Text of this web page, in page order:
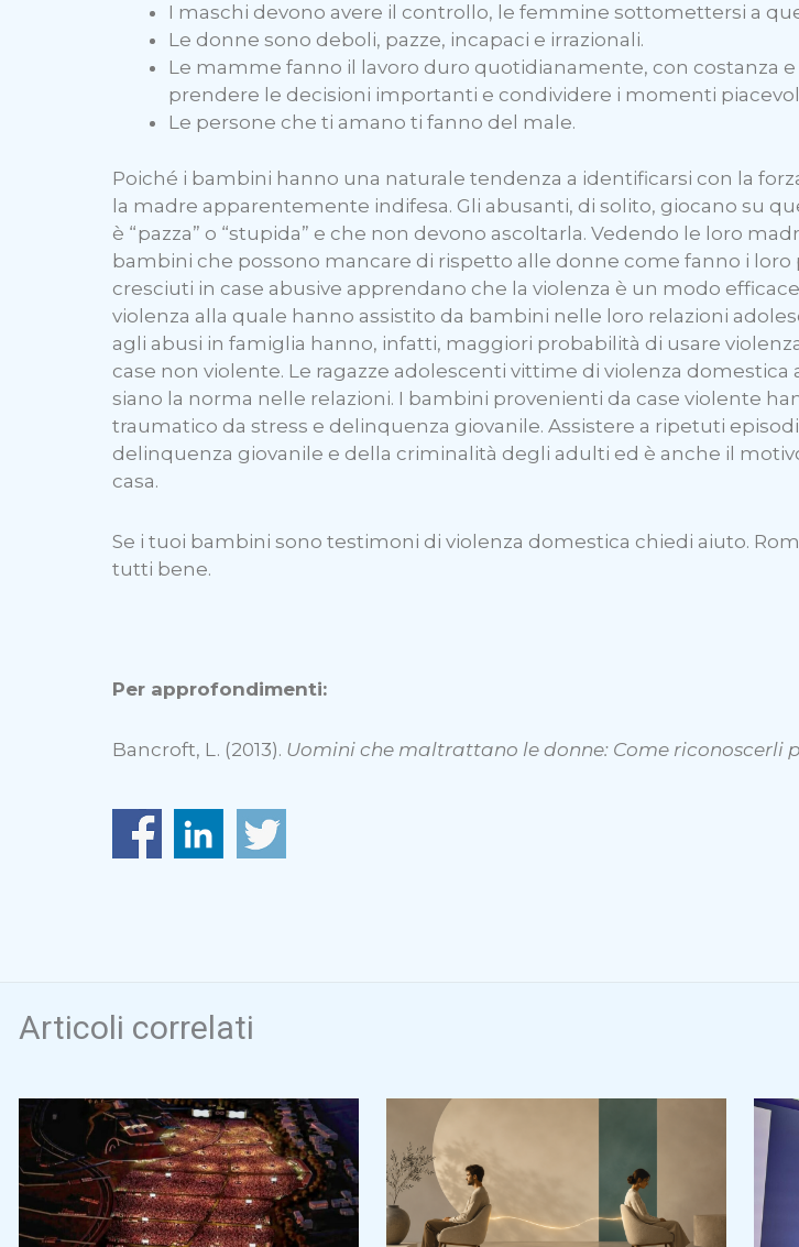
I maschi devono avere il controllo, le femmine sottomettersi a
Le donne sono deboli, pazze, incapaci e irrazionali.
Le mamme fanno il lavoro duro quotidianamente, con costanza
prendere le decisioni importanti e condividere i momenti
Le persone che ti amano ti fanno del male.
Poiché i bambini hanno una naturale tendenza a identificarsi con la
la madre apparentemente indifesa. Gli abusanti, di solito, giocano su
è “pazza” o “stupida” e che non devono ascoltarla. Vedendo le loro
bambini che possono mancare di rispetto alle donne come fanno i
cresciuti in case abusive apprendano che la violenza è un modo
violenza alla quale hanno assistito da bambini nelle loro relazioni
agli abusi in famiglia hanno, infatti, maggiori probabilità di usare
case non violente. Le ragazze adolescenti vittime di violenza
siano la norma nelle relazioni. I bambini provenienti da case violente
traumatico da stress e delinquenza giovanile. Assistere a ripetuti
delinquenza giovanile e della criminalità degli adulti ed è anche il
casa.
Se i tuoi bambini sono testimoni di violenza domestica chiedi aiuto.
tutti bene.
Per approfondimenti:
Bancroft, L. (2013). Uomini che maltrattano le donne: Come riconoscerli
Articoli correlati